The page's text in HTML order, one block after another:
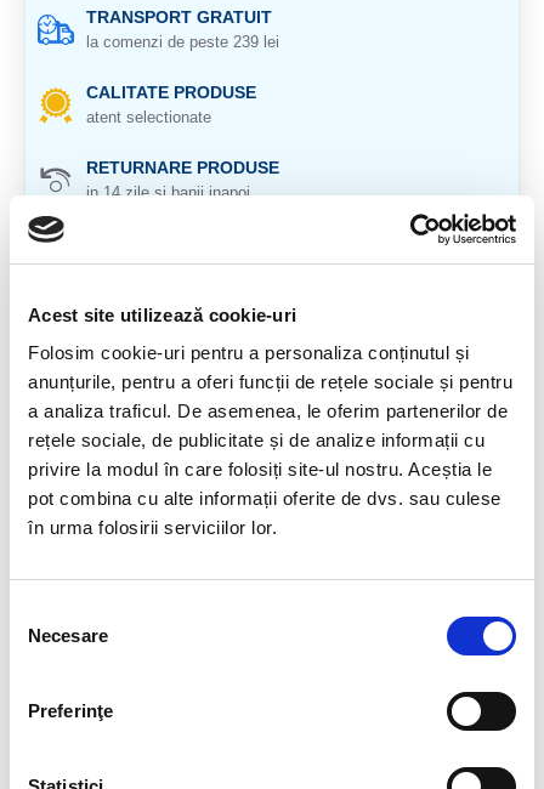
Acest site utilizează cookie-uri
Folosim cookie-uri pentru a personaliza conținutul și
anunțurile, pentru a oferi funcții de rețele sociale și pentru
a analiza traficul. De asemenea, le oferim partenerilor de
rețele sociale, de publicitate și de analize informații cu
privire la modul în care folosiți site-ul nostru. Aceștia le
pot combina cu alte informații oferite de dvs. sau culese
în urma folosirii serviciilor lor.
consimțământului
Necesare
Preferinţe
TRANSPORT GRATUIT
la comenzi de peste 239 lei
CALITATE PRODUSE
atent selectionate
RETURNARE PRODUSE
in 14 zile si banii inapoi
pentru toate produsele
DESCRIERE PRODUS
Meteorit Lunar
A fost descoperit in Desertul Sahara
Greutate : 0,35 gr.
Natural 100 %.
Culoare poate diferi usor, in functie de rezolutia